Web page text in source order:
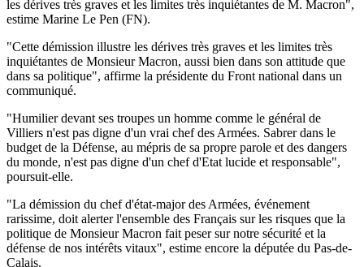
les dérives très graves et les limites très inquiétantes de M. Macron",
estime Marine Le Pen (FN).
"Cette démission illustre les dérives très graves et les limites très
inquiétantes de Monsieur Macron, aussi bien dans son attitude que
dans sa politique", affirme la présidente du Front national dans un
communiqué.
"Humilier devant ses troupes un homme comme le général de
Villiers n'est pas digne d'un vrai chef des Armées. Sabrer dans le
budget de la Défense, au mépris de sa propre parole et des dangers
du monde, n'est pas digne d'un chef d'Etat lucide et responsable",
poursuit-elle.
"La démission du chef d'état-major des Armées, événement
rarissime, doit alerter l'ensemble des Français sur les risques que la
politique de Monsieur Macron fait peser sur notre sécurité et la
défense de nos intérêts vitaux", estime encore la députée du Pas-de-
Calais.